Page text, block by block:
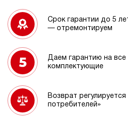
Срок гарантии до 5
— отремонтируем
Даем гарантию на все
комплектующие
Возврат
потребителей»